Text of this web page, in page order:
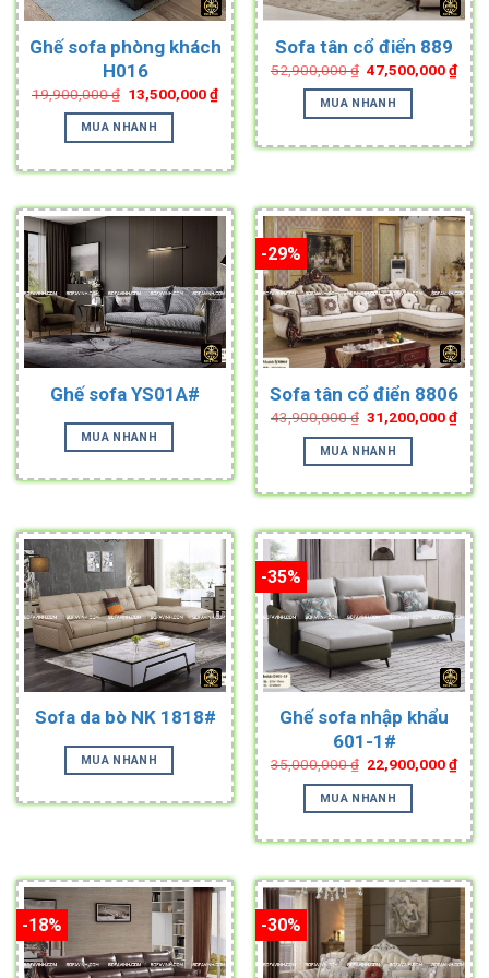
Ghế sofa phòng khách
H016
19,900,000₫ Original
price
was:
19,900,000 ₫.
13,500,000₫Current
price
is:
13,500,000 ₫.
MUA NHANH
Sofa tân cổ điển 889
52,900,000₫ Original
price
was:
52,900,000 ₫.
47,500,000₫
price
is:
MUA NHANH
Ghế sofa YS01A#
MUA NHANH
-29%
Sofa tân cổ điển 8806
43,900,000₫ Original
price
was:
43,900,000 ₫.
31,200,000₫
price
is:
MUA NHANH
Sofa da bò NK 1818#
MUA NHANH
-35%
Ghế sofa nhập khẩu
601-1#
35,000,000₫ Original
price
was:
35,000,000 ₫.
22,900,000₫
price
is:
MUA NHANH
-18% -30%